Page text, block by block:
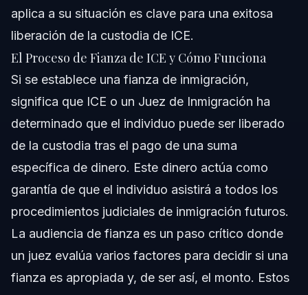
aplica a su situación es clave para una exitosa
liberación de la custodia de ICE.
El Proceso de Fianza de ICE y Cómo Funciona
Si se establece una fianza de inmigración,
significa que ICE o un Juez de Inmigración ha
determinado que el individuo puede ser liberado
de la custodia tras el pago de una suma
específica de dinero. Este dinero actúa como
garantía de que el individuo asistirá a todos los
procedimientos judiciales de inmigración futuros.
La audiencia de fianza es un paso crítico donde
un juez evalúa varios factores para decidir si una
fianza es apropiada y, de ser así, el monto. Estos